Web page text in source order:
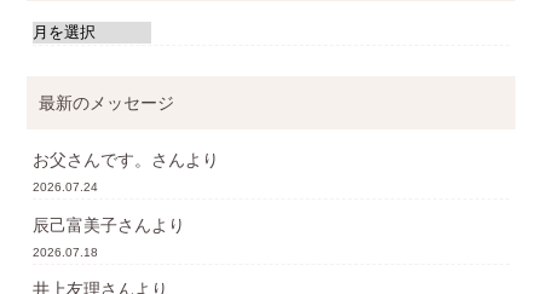
最新のメッセージ
お父さんです。 さんより
2026.07.24
辰己富美子さんより
2026.07.18
井上友理さんより